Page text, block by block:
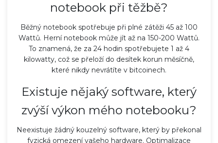
notebook při těžbě?
Běžný notebook spotřebuje při plné zátěži 45 až 100
Wattů. Herní notebook může jít až na 150-200 Wattů.
To znamená, že za 24 hodin spotřebujete 1 až 4
kilowatty, což se přeloží do desítek korun měsíčně,
které nikdy nevrátíte v bitcoinech.
Existuje nějaký software, který
zvýší výkon mého notebooku?
Neexistuje žádný kouzelný software, který by překonal
fyzická omezení vašeho hardware. Optimalizace